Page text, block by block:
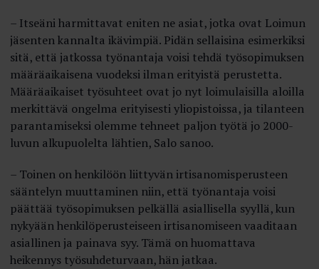
– Itseäni harmittavat eniten ne asiat, jotka ovat Loimun
jäsenten kannalta ikävimpiä. Pidän sellaisina esimerkiksi
sitä, että jatkossa työnantaja voisi tehdä työsopimuksen
määräaikaisena vuodeksi ilman erityistä perustetta.
Määräaikai­set työsuhteet ovat jo nyt loimulaisilla aloilla
merkittävä ongelma erityisesti yliopistoissa, ja tilanteen
parantamiseksi olemme tehneet paljon työtä jo 2000-
luvun alkupuolelta lähtien, Salo sanoo.
– Toinen on henkilöön liittyvän irtisanomisperusteen
sääntelyn muuttaminen niin, että työnantaja voisi
päättää työsopimuksen pelkällä asiallisella syyllä, kun
nykyään henkilöperusteiseen irtisanomiseen vaaditaan
asiallinen ja painava syy. Tämä on huomattava
heikennys työsuhdeturvaan, hän jatkaa.